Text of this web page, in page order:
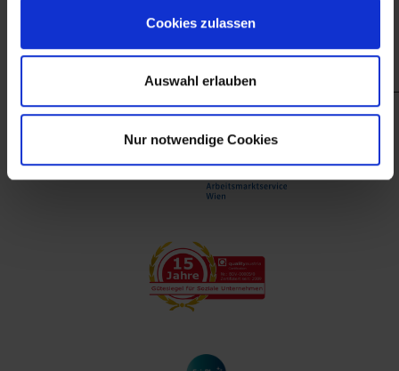
Cookies zulassen
Auswahl erlauben
Nur notwendige Cookies
finanzieller Unterstützung des Arbeitsmarktservice
Wien.